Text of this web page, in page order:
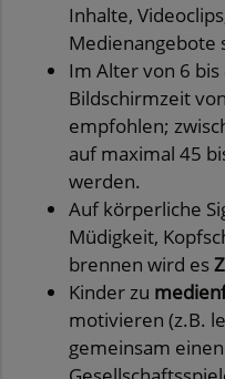
Inhalte,
Medienangebote
Im Alter von 6
Bildschirmzeit
empfohlen;
auf maximal 45
werden.
Auf körperliche
Müdigkeit,
brennen wird es
Kinder zu
motivieren (z.B.
gemeinsam